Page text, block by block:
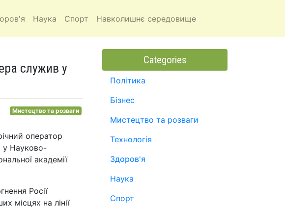
Наука Спорт Навколишнє середовище
служив у
Мистецтво та розваги
оператор
у Науково-
академії
Росії
місцях на лінії
Categories
Політика
Бізнес
Мистецтво та розваги
Технологія
Здоров'я
Наука
Спорт